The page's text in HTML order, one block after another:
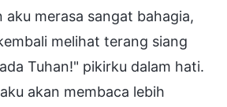
aku merasa sangat bahagia,
melihat terang siang
Tuhan!" pikirku dalam hati.
akan membaca lebih